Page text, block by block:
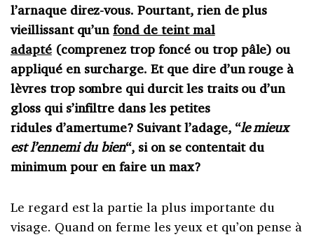
l’arnaque direz-vous. Pourtant, rien de plus
vieillissant qu’unfond de teint mal
adapté(comprenez trop foncé ou trop pâle) ou
appliqué en surcharge. Et que dire d’un rouge à
lèvres trop sombre qui durcit les traits ou d’un
gloss qui s’infiltre dans les petites
ridules d’amertume? Suivant l’adage, “le mieux
est l’ennemi du bien“, si on se contentait du
minimum pour en faire un max?
Le regard est la partie la plus importante du
visage. Quand on ferme les yeux et qu’on pense à